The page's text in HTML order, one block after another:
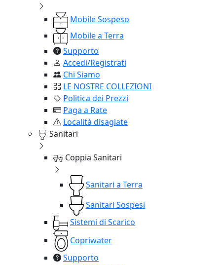
Mobile Sospeso
Mobile a Terra
Supporto
Accedi/Registrati
Chi Siamo
LE NOSTRE COLLEZIONI
Politica dei Prezzi
Paga a Rate
Località disagiate
Sanitari
Coppia Sanitari
Sanitari a Terra
Sanitari Sospesi
Sistemi di Scarico
Copriwater
Supporto